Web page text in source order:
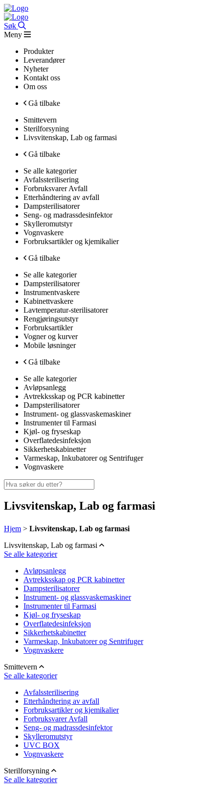
Søk
Meny
Produkter
Leverandører
Nyheter
Kontakt oss
Om oss
Gå tilbake
Smittevern
Sterilforsyning
Livsvitenskap, Lab og farmasi
Gå tilbake
Se alle kategorier
Avfalssterilisering
Forbruksvarer Avfall
Etterhåndtering av avfall
Dampsterilisatorer
Seng- og madrassdesinfektor
Skylleromutstyr
Vognvaskere
Forbruksartikler og kjemikalier
Gå tilbake
Se alle kategorier
Dampsterilisatorer
Instrumentvaskere
Kabinettvaskere
Lavtemperatur-sterilisatorer
Rengjøringsutstyr
Forbruksartikler
Vogner og kurver
Mobile løsninger
Gå tilbake
Se alle kategorier
Avløpsanlegg
Avtrekksskap og PCR kabinetter
Dampsterilisatorer
Instrument- og glassvaskemaskiner
Instrumenter til Farmasi
Kjøl- og fryseskap
Overflatedesinfeksjon
Sikkerhetskabinetter
Varmeskap, Inkubatorer og Sentrifuger
Vognvaskere
Livsvitenskap, Lab og farmasi
Hjem > Livsvitenskap, Lab og farmasi
Livsvitenskap, Lab og farmasi
Se alle kategorier
Avløpsanlegg
Avtrekksskap og PCR kabinetter
Dampsterilisatorer
Instrument- og glassvaskemaskiner
Instrumenter til Farmasi
Kjøl- og fryseskap
Overflatedesinfeksjon
Sikkerhetskabinetter
Varmeskap, Inkubatorer og Sentrifuger
Vognvaskere
Smittevern
Se alle kategorier
Avfalssterilisering
Etterhåndtering av avfall
Forbruksartikler og kjemikalier
Forbruksvarer Avfall
Seng- og madrassdesinfektor
Skylleromutstyr
UVC BOX
Vognvaskere
Sterilforsyning
Se alle kategorier